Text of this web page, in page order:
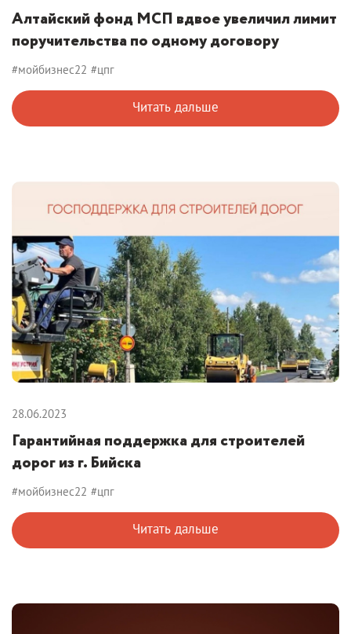
Алтайский фонд МСП вдвое увеличил лимит
поручительства по одному договору
#мойбизнес22 #цпг
Читать дальше
28.06.2023
Гарантийная поддержка для строителей
дорог из г. Бийска
#мойбизнес22 #цпг
Читать дальше